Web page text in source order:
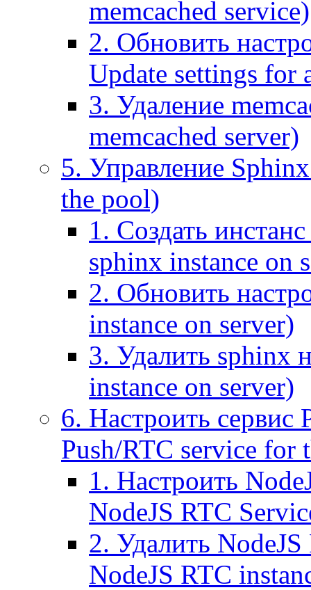
memcached service)
2. Обновить
Update settings for
3. Удаление
memcached server)
5. Управление
the pool)
1. Создать
sphinx instance on
2. Обновить
instance on server)
3. Удалить sphinx
instance on server)
6. Настроить
Push/RTC service for
1. Настроить
NodeJS RTC
2. Удалить
NodeJS RTC